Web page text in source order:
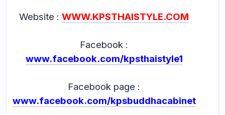
Website : WWW.KPSTHAISTYLE.COM
Facebook :
www.facebook.com/kpsthaistyle1
Facebook page :
www.facebook.com/kpsbuddhacabinet